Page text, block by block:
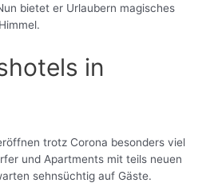
bietet er Urlaubern magisches
in
trotz Corona besonders viel
und Apartments mit teils neuen
sehnsüchtig auf Gäste.